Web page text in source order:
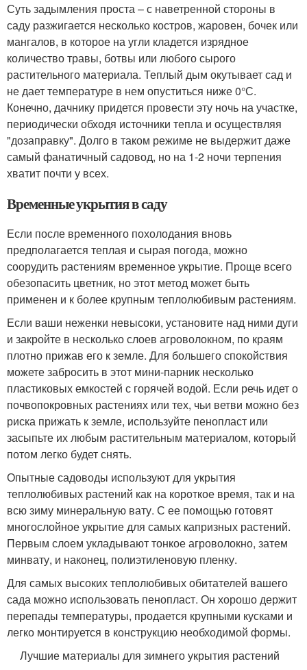
Суть задымления проста – с наветренной стороны в
саду разжигается несколько костров, жаровен, бочек или
мангалов, в которое на угли кладется изрядное
количество травы, ботвы или любого сырого
растительного материала. Теплый дым окутывает сад и
не дает температуре в нем опуститься ниже 0°С.
Конечно, дачнику придется провести эту ночь на участке,
периодически обходя источники тепла и осуществляя
"дозаправку". Долго в таком режиме не выдержит даже
самый фанатичный садовод, но на 1-2 ночи терпения
хватит почти у всех.
Временные укрытия в саду
Если после временного похолодания вновь
предполагается теплая и сырая погода, можно
соорудить растениям временное укрытие. Проще всего
обезопасить цветник, но этот метод может быть
применен и к более крупным теплолюбивым растениям.
Если ваши неженки невысоки, установите над ними дуги
и закройте в несколько слоев агроволокном, по краям
плотно прижав его к земле. Для большего спокойствия
можете забросить в этот мини-парник несколько
пластиковых емкостей с горячей водой. Если речь идет о
почвопокровных растениях или тех, чьи ветви можно без
риска прижать к земле, используйте пенопласт или
засыпьте их любым растительным материалом, который
потом легко будет снять.
Опытные садоводы используют для укрытия
теплолюбивых растений как на короткое время, так и на
всю зиму минеральную вату. С ее помощью готовят
многослойное укрытие для самых капризных растений.
Первым слоем укладывают тонкое агроволокно, затем
минвату, и наконец, полиэтиленовую пленку.
Для самых высоких теплолюбивых обитателей вашего
сада можно использовать пенопласт. Он хорошо держит
перепады температуры, продается крупными кусками и
легко монтируется в конструкцию необходимой формы.
Лучшие материалы для зимнего укрытия растений